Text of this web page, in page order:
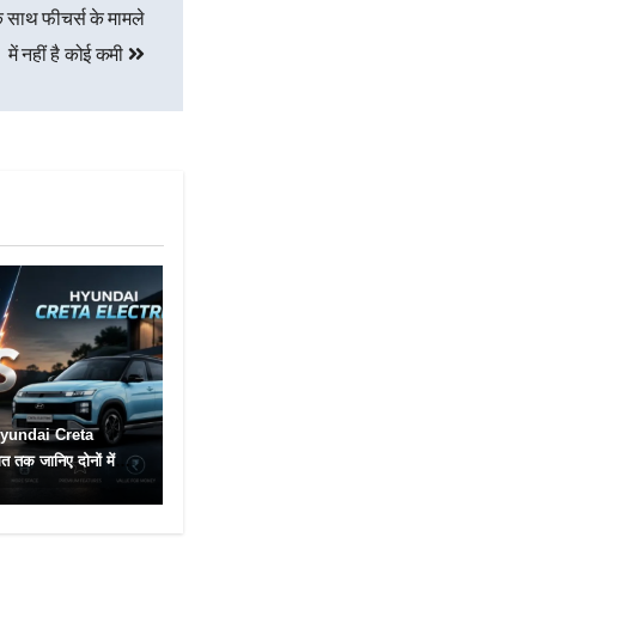
फीचर्स के मामले
में नहीं है कोई कमी
Creta
जानिए दोनों में